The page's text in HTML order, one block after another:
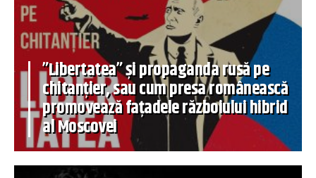
”Libertatea” și propaganda rusă pe
chitanțier, sau cum presa românească
promovează fațadele războiului hibrid
al Moscovei